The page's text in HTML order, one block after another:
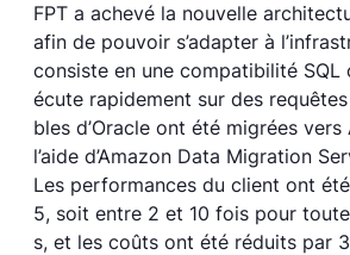
FPT a achevé la nouvelle
afin de pouvoir s’adapter à
consiste en une compatibilité SQL
écute rapidement sur des
bles d’Oracle ont été migrées vers
l’aide d’Amazon Data Migration
Les performances du client ont
5, soit entre 2 et 10 fois pour
s, et les coûts ont été réduits par